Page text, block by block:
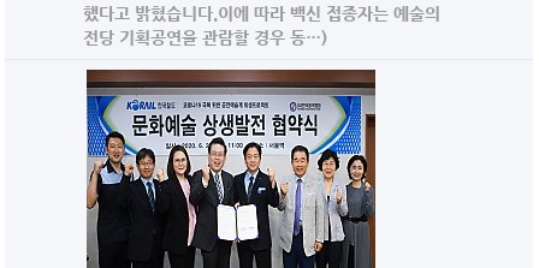
했다고 밝혔습니다.이에 따라 백신 접종자는 예술의
전당 기획공연을 관람할 경우 동…)